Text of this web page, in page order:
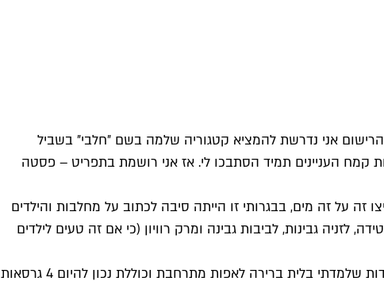
אני נדרשת להמציא קטגוריה שלמה בשם ״חלבי״ בשביל
לזניה גבינות מעולם לא הכנתי וגם מעולם לא טעמתי, פשטידות לא ידעתי להכין כי בין 2 כפות גבינה, ביצה ו-2 כפות קמח העניינים תמיד הסתבכו לי. אז אני רושמת בתפריט – פסטה
זה על זה מים, בבגרותי זו הייתה סיבה לכתוב על מחלבות והילדים
גבינות, לביבות גבינה ומרק רוויון (כי אם זה טעים לילדים
ואז קורה מהפך. הלזניה מתגלה כמנה צמחונית מושלמת, קלה וכל כך אהובה שהיא ממשיכה לרוץ כל השנה. קולקציית הפשטידות שלמדתי בלית ברירה לאפות מתרחבת וכוללת נכון להיום 4 גרסאות